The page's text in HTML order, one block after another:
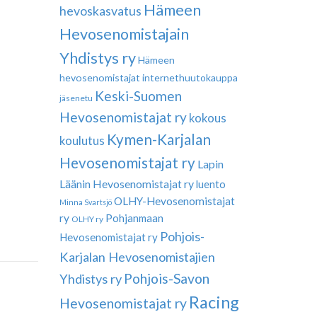
hevoskasvatus Hämeen
Hevosenomistajain
Yhdistys ry Hämeen
hevosenomistajat internethuutokauppa
jäsenetu Keski-Suomen
Hevosenomistajat ry kokous
koulutus Kymen-Karjalan
Hevosenomistajat ry Lapin
Läänin Hevosenomistajat ryluento
Minna Svartsjö OLHY-Hevosenomistajat
ry OLHY ry Pohjanmaan
Hevosenomistajat ry Pohjois-
Karjalan Hevosenomistajien
Yhdistys ry Pohjois-Savon
Hevosenomistajat ry Racing